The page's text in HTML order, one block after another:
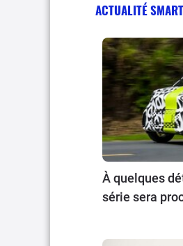
ACTUALITÉ SMART
À quelques
série sera